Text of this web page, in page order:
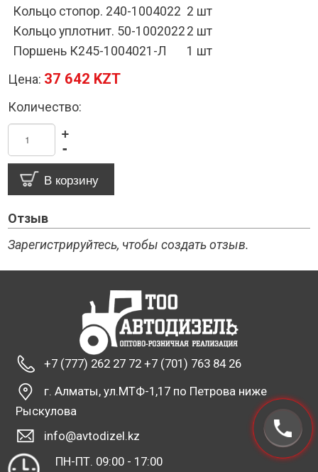
Кольцо стопор. 240-1004022 2 шт
Кольцо уплотнит. 50-10020222 шт
Поршень К245-1004021-Л
1 шт
Цена: 37 642 KZT
Количество:
-
+
Отзыв
Зарегистрируйтесь, чтобы создать отзыв.
+7 (777) 262 27 72 +7 (701) 763 84 26
г. Алматы, ул.МТФ-1,17 по Петрова ниже
Рыскулова
info@avtodizel.kz
ПН-ПТ. 09:00 - 17:00